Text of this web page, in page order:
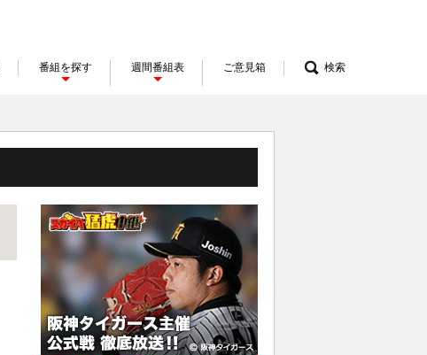
番組を探す 週間番組表 ご意見箱 検索